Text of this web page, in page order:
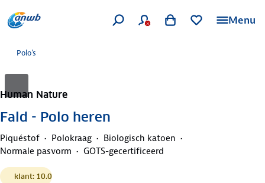
Menu
Polo's
Human Nature
Fald - Polo heren
Piquéstof Polokraag
Biologisch katoen
Normale pasvorm
GOTS-gecertificeerd
klant: 10.0